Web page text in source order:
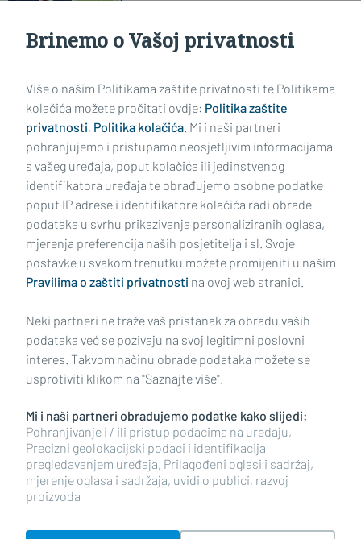
Impressum Uvjeti korištenja Politika privatnosti
Politika kolačića Kontakt Pritužbe Suradnici
Oglašavanje
RUBRIKE
BRODSKO-POSAVSKA ŽUPANIJA
POŽEŠKO-SLAVONSKA ŽUPANIJA
Brinemo o Vašoj privatnosti
Više o našim Politikama zaštite privatnosti te Politikama
kolačića možete pročitati ovdje: Politika zaštite
privatnosti, Politika kolačića. Mi i naši partneri
pohranjujemo i pristupamo neosjetljivim informacijama
s vašeg uređaja, poput kolačića ili jedinstvenog
identifikatora uređaja te obrađujemo osobne podatke
poput IP adrese i identifikatore kolačića radi obrade
podataka u svrhu prikazivanja personaliziranih oglasa,
mjerenja preferencija naših posjetitelja i sl. Svoje
postavke u svakom trenutku možete promijeniti u našim
Pravilima o zaštiti privatnosti na ovoj web stranici.
Neki partneri ne traže vaš pristanak za obradu vaših
podataka već se pozivaju na svoj legitimni poslovni
interes. Takvom načinu obrade podataka možete se
usprotiviti klikom na "Saznajte više".
Mi i naši partneri obrađujemo podatke kako slijedi:
Pohranjivanje i / ili pristup podacima na uređaju,
Precizni geolokacijski podaci i identifikacija
pregledavanjem uređaja, Prilagođeni oglasi i sadržaj,
mjerenje oglasa i sadržaja, uvidi o publici, razvoj
proizvoda